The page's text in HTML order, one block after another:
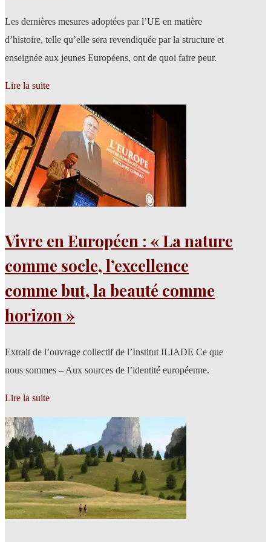
Les dernières mesures adoptées par l’UE en matière
d’histoire, telle qu’elle sera revendiquée par la structure et
enseignée aux jeunes Européens, ont de quoi faire peur.
Lire la suite
Vivre en Européen : « La nature
comme socle, l’excellence
comme but, la beauté comme
horizon »
Extrait de l’ouvrage collectif de l’Institut ILIADE Ce que
nous sommes – Aux sources de l’identité européenne.
Lire la suite